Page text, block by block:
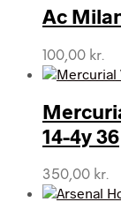
Ac
100,00 kr.
14-4y 36
350,00 kr.